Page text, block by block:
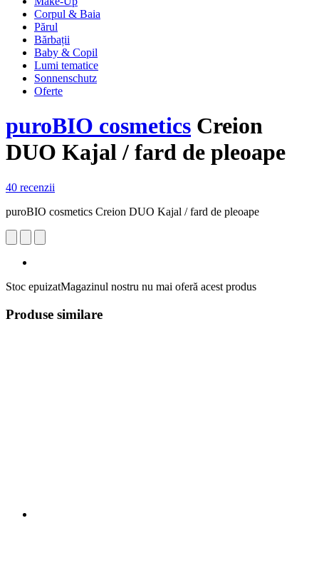
Corpul & Baia
Părul
Bărbații
Baby & Copil
Lumi tematice
Sonnenschutz
Oferte
puroBIO cosmetics Creion
DUO Kajal / fard de pleoape
40 recenzii
puroBIO cosmetics Creion DUO Kajal / fard de pleoape
Stoc epuizatMagazinul nostru nu mai oferă acest produs
Produse similare